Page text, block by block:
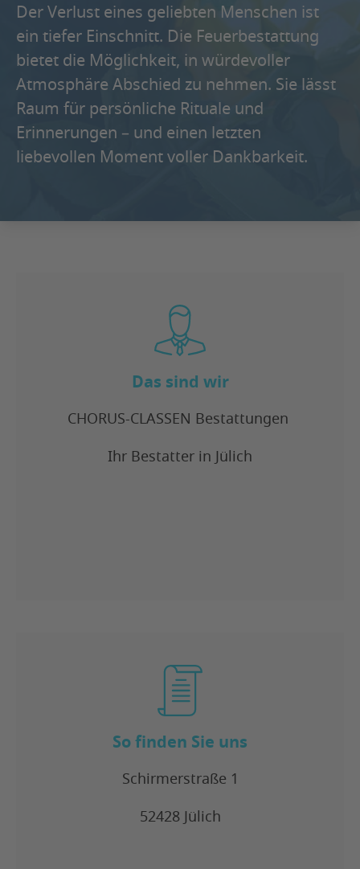
Der Verlust eines geliebten Menschen ist
ein tiefer Einschnitt. Die Feuerbestattung
bietet die Möglichkeit, in würdevoller
Atmosphäre Abschied zu nehmen. Sie lässt
Raum für persönliche Rituale und
Erinnerungen – und einen letzten
liebevollen Moment voller Dankbarkeit.
Das sind wir
CHORUS-CLASSEN Bestattungen
Ihr Bestatter in Jülich
So finden Sie uns
Schirmerstraße 1
52428 Jülich